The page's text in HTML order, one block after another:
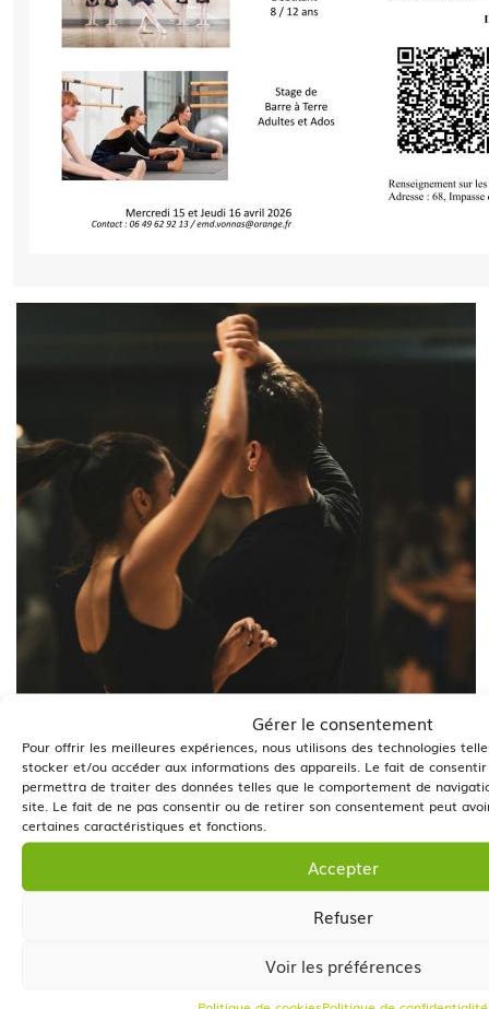
Gérer le consentement
Pour offrir les meilleures expériences, nous utilisons des technologies
stocker et/ou accéder aux informations des appareils. Le fait de
permettra de traiter des données telles que le comportement de
site. Le fait de ne pas consentir ou de retirer son consentement peut
certaines caractéristiques et fonctions.
Accepter
Refuser
Voir les préférences